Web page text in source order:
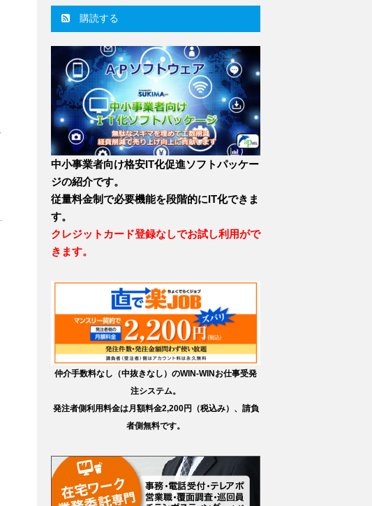
購読する
中小事業者向け格安IT化促進ソフトパッケー
ジの紹介です。
従量料金制で必要機能を段階的にIT化できま
す。
クレジットカード登録なしでお試し利用がで
きます。
仲介手数料なし（中抜きなし）のWIN-WINお仕事受発
注システム。
発注者側利用料金は月額料金2,200円（税込み）、請負
者側無料です。